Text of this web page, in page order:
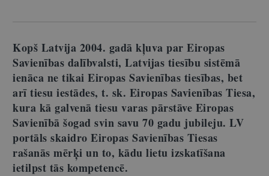
Kopš Latvija 2004. gadā kļuva par Eiropas
Savienības dalībvalsti, Latvijas tiesību sistēmā
ienāca ne tikai Eiropas Savienības tiesības, bet
arī tiesu iestādes, t. sk. Eiropas Savienības Tiesa,
kura kā galvenā tiesu varas pārstāve Eiropas
Savienībā šogad svin savu 70 gadu jubileju. LV
portāls skaidro Eiropas Savienības Tiesas
rašanās mērķi un to, kādu lietu izskatīšana
ietilpst tās kompetencē.